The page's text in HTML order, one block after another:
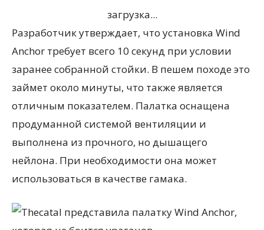
загрузка...
Разработчик утверждает, что установка Wind
Anchor требует всего 10 секунд при условии
заранее собранной стойки. В пешем походе это
займет около минуты, что также является
отличным показателем. Палатка оснащена
продуманной системой вентиляции и
выполнена из прочного, но дышащего
нейлона. При необходимости она может
использоваться в качестве гамака.